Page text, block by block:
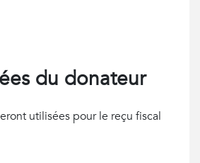
du donateur
utilisées pour le reçu fiscal